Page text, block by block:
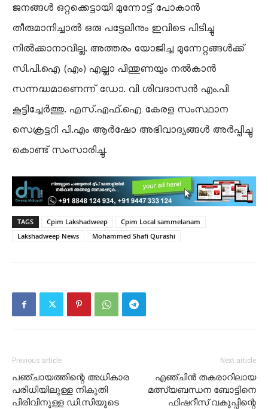
ജനങ്ങൾ ഒറ്റക്കെട്ടായി മുന്നോട്ട് പോകാൻ
തീരുമാനിച്ചാൽ ഒരു പട്ടേലിനും ഇവിടെ പിടിച്ചു
നിൽക്കാനാവില്ല. അത്തരം യോജിച്ച മുന്നേറ്റങ്ങൾക്ക്
സി.പി.ഐ (എം) എല്ലാ പിന്തുണയും നൽകാൻ
സന്നദ്ധമാണെന്ന് ഡോ. വി ശിവദാസൻ എം.പി
കൂട്ടിച്ചേർത്തു. എസ്.എഫ്.ഐ കേരള സംസ്ഥാന
സെക്രട്ടറി പി.എം ആർഷോ അഭിവാദ്യങ്ങൾ അർപ്പിച്ചു
കൊണ്ട് സംസാരിച്ചു.
TAGS Cpim Lakshadweep
Cpim Local sammelanam
Lakshadweep News
Mohammed Shafi Qurashi
Previous article
പഞ്ചായത്തിന്റെ അധികാര
പരിധിയിലുള്ള നികുതി
പിരിവിനുള്ള ഡി.സിയുടെ
Next article
എഞ്ചിൻ തകരാറിലായ
മത്സ്യബന്ധന ബോട്ടിനെ
ഫിഷറീസ് വകുപ്പിന്റെ